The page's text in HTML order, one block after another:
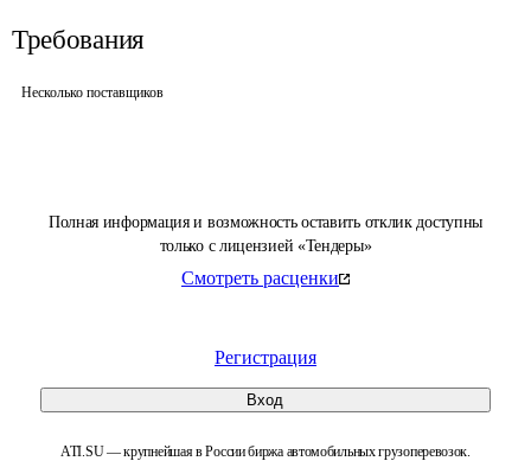
Полная информация и возможность оставить отклик доступны
только с лицензией «Тендеры»
Смотреть расценки
Регистрация
Вход
ATI.SU — крупнейшая в России биржа автомобильных грузоперевозок.
Требования
Несколько поставщиков